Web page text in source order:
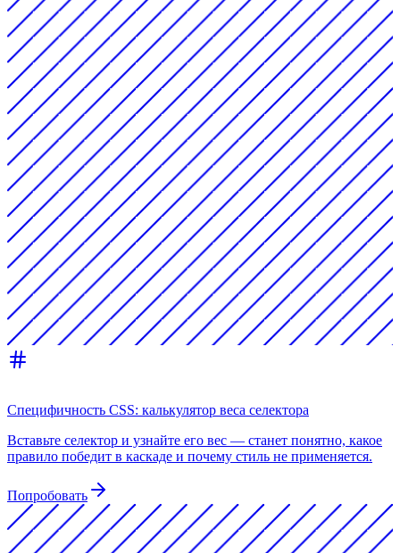
Специфичность CSS: калькулятор веса селектора
Вставьте селектор и узнайте его вес — станет понятно, какое
правило победит в каскаде и почему стиль не применяется.
Попробовать